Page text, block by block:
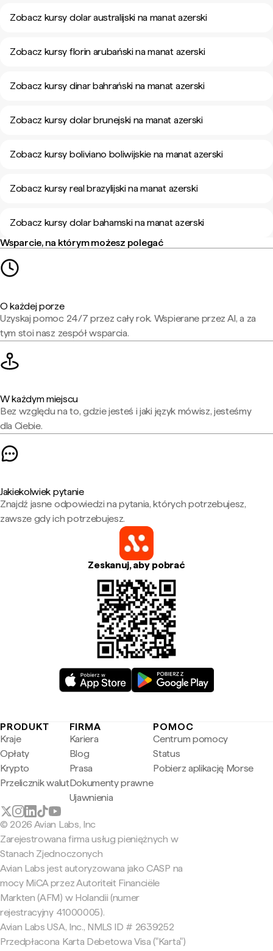
Zobacz kursy dolar australijski na manat azerski
Zobacz kursy florin arubański na manat azerski
Zobacz kursy dinar bahrański na manat azerski
Zobacz kursy dolar brunejski na manat azerski
Zobacz kursy boliviano boliwijskie na manat azerski
Zobacz kursy real brazylijski na manat azerski
Zobacz kursy dolar bahamski na manat azerski
Wsparcie, na którym możesz polegać
O każdej porze
Uzyskaj pomoc 24/7 przez cały rok. Wspierane przez AI, a za
tym stoi nasz zespół wsparcia.
W każdym miejscu
Bez względu na to, gdzie jesteś i jaki język mówisz, jesteśmy
dla Ciebie.
Jakiekolwiek pytanie
Znajdź jasne odpowiedzi na pytania, których potrzebujesz,
zawsze gdy ich potrzebujesz.
Zeskanuj, aby pobrać
PRODUKT
Kraje
Opłaty
Krypto
Przelicznik walut
FIRMA
Kariera
Blog
Prasa
Dokumenty prawne
Ujawnienia
POMOC
Centrum pomocy
Status
Pobierz aplikację Morse
© 2026 Avian Labs, Inc
Zarejestrowana firma usług pieniężnych w
Stanach Zjednoczonych
Avian Labs jest autoryzowana jako CASP na
mocy MiCA przez Autoriteit Financiële
Markten (AFM) w Holandii (numer
rejestracyjny 41000005).
Avian Labs USA, Inc., NMLS ID # 2639252
Przedpłacona Karta Debetowa Visa ("Karta")